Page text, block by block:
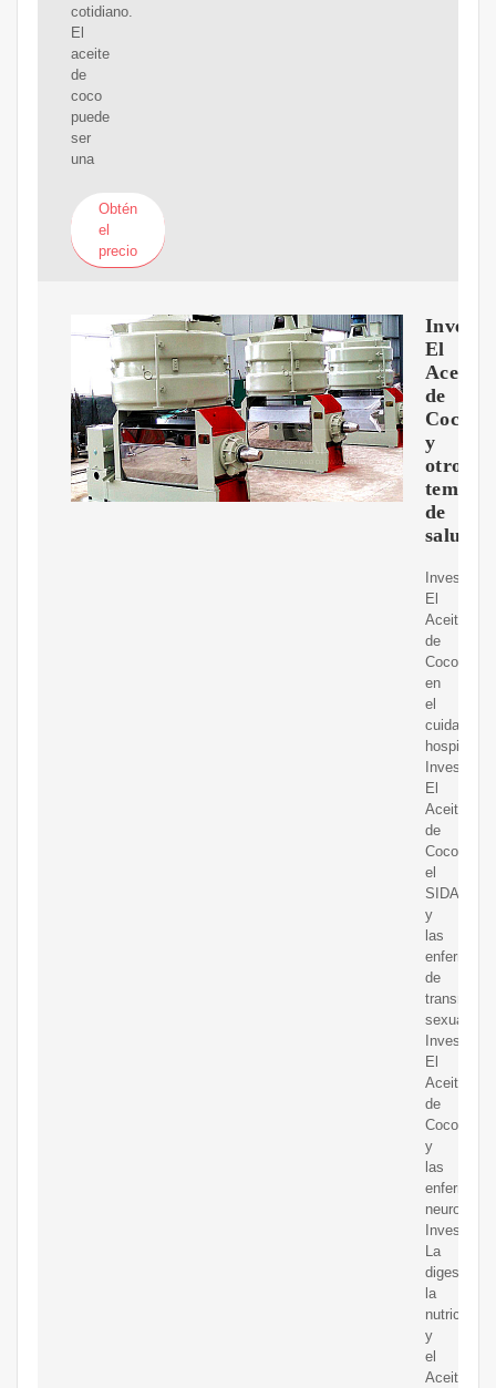
cotidiano.
El
aceite
de
coco
puede
ser
una
Obtén
el
precio
El
Aceite
de
Coco
y
otros
temas
de
salud
El
Aceite
de
Coco
en
el
cuidado
El
Aceite
de
Coco,
el
SIDA
y
las
de
sexual;
El
Aceite
de
Coco
y
las
La
digestión,
la
nutrición
y
el
Aceite